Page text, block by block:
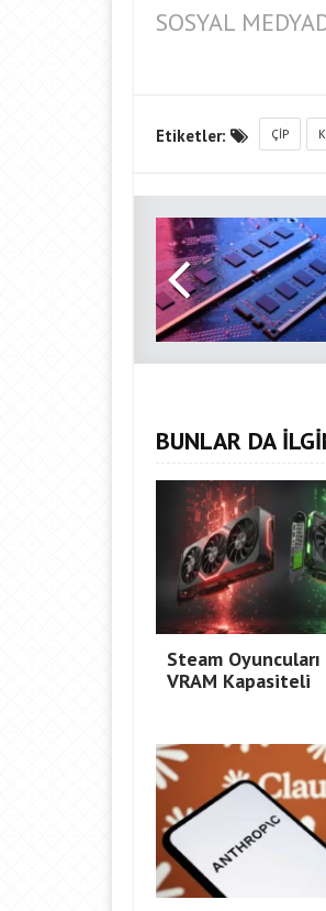
SOSYAL
Etiketler: ÇIP
BUNLAR DA
Steam Oyuncuları
VRAM Kapasiteli